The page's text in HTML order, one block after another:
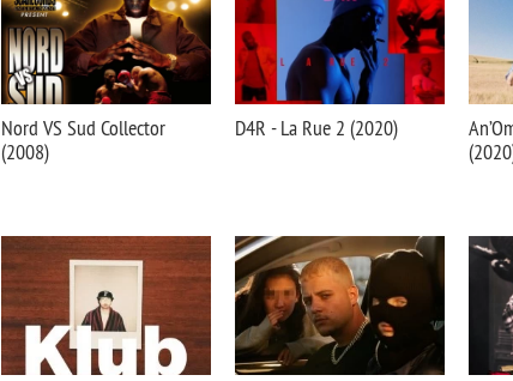
Nord VS Sud Collector
(2008)
D4R - La Rue 2 (2020)